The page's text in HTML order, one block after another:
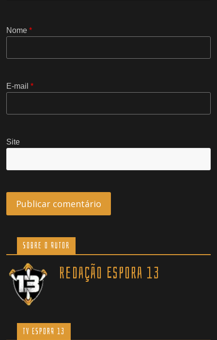
Nome*
E-mail*
Site
Sobre o Autor
Redação Espora 13
TV ESPORA 13